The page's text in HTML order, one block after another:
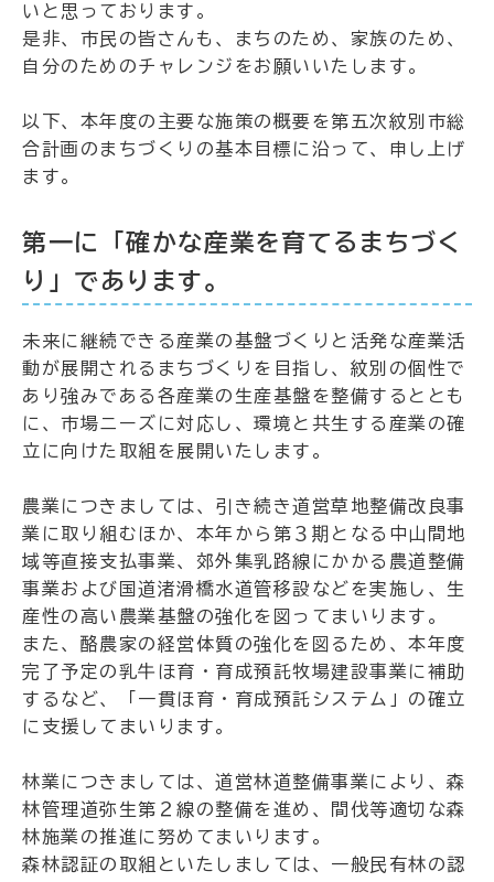
いと思っております。
是非、市民の皆さんも、まちのため、家族のため、
自分のためのチャレンジをお願いいたします。
以下、本年度の主要な施策の概要を第五次紋別市総
合計画のまちづくりの基本目標に沿って、申し上げ
ます。
第一に「確かな産業を育てるまちづく
り」であります。
未来に継続できる産業の基盤づくりと活発な産業活
動が展開されるまちづくりを目指し、紋別の個性で
あり強みである各産業の生産基盤を整備するととも
に、市場ニーズに対応し、環境と共生する産業の確
立に向けた取組を展開いたします。
農業につきましては、引き続き道営草地整備改良事
業に取り組むほか、本年から第３期となる中山間地
域等直接支払事業、郊外集乳路線にかかる農道整備
事業および国道渚滑橋水道管移設などを実施し、生
産性の高い農業基盤の強化を図ってまいります。
また、酪農家の経営体質の強化を図るため、本年度
完了予定の乳牛ほ育・育成預託牧場建設事業に補助
するなど、「一貫ほ育・育成預託システム」の確立
に支援してまいります。
林業につきましては、道営林道整備事業により、森
林管理道弥生第２線の整備を進め、間伐等適切な森
林施業の推進に努めてまいります。
森林認証の取組といたしましては、一般民有林の認